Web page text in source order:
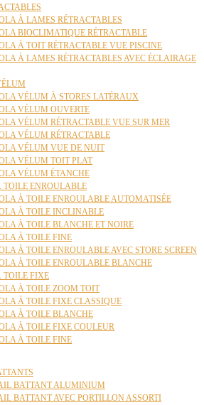
À LAMES RÉTRACTABLES
BIOCLIMATIQUE RÉTRACTABLE
À TOIT RÉTRACTABLE VUE PISCINE
À LAMES RÉTRACTABLES AVEC ÉCLAIRAGE
VÉLUM À STORES LATÉRAUX
VÉLUM OUVERTE
VÉLUM RÉTRACTABLE VUE SUR MER
VÉLUM RÉTRACTABLE
VÉLUM VUE DE NUIT
VÉLUM TOIT PLAT
VÉLUM ÉTANCHE
TOILE ENROULABLE
À TOILE ENROULABLE AUTOMATISÉE
À TOILE INCLINABLE
À TOILE BLANCHE ET NOIRE
À TOILE FINE
À TOILE ENROULABLE AVEC STORE SCREEN
À TOILE ENROULABLE BLANCHE
TOILE FIXE
À TOILE ZOOM TOIT
À TOILE FIXE CLASSIQUE
À TOILE BLANCHE
À TOILE FIXE COULEUR
À TOILE FINE
BATTANT ALUMINIUM
BATTANT AVEC PORTILLON ASSORTI